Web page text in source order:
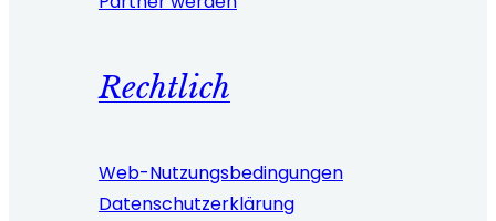
Rechtlich
Web-Nutzungsbedingungen
Datenschutzerklärung